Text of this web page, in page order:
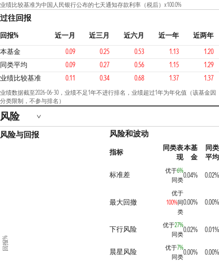
业绩比较基准为中国人民银行公布的七天通知存款利率（税后）x100.0%
过往回报
回报% 近一月 近三月 近六月 近一年
近两年
本基金
0.09 0.25 0.53 1.13
1.20
同类平均
0.09 0.27 0.56 1.15
1.29
业绩比较基准
0.11 0.34 0.68 1.37 1.37
业绩数据截至2026-06-30，业绩不足1年不进行排名，业绩超过1年为年化值（该基金因
分类限制，不参与排名）
风险
风险与回报
回报%
风险和波动
指标
同类表
现
本基
金
同类
平均
标准差
优于6%
同类
0.04% 0.02%
最大回撤
优于
100%同
类
0.00% 0.00%
下行风险 优于27%
同类
0.02% 0.01%
晨星风险 优于7%
同类
0.00% 0.00%